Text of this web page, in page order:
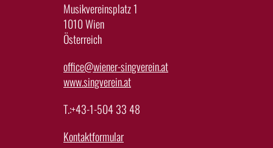
Musikvereinsplatz 1
1010 Wien
Österreich
office@wiener-singverein.at
www.singverein.at
T.:+43-1-504 33 48
Kontaktformular